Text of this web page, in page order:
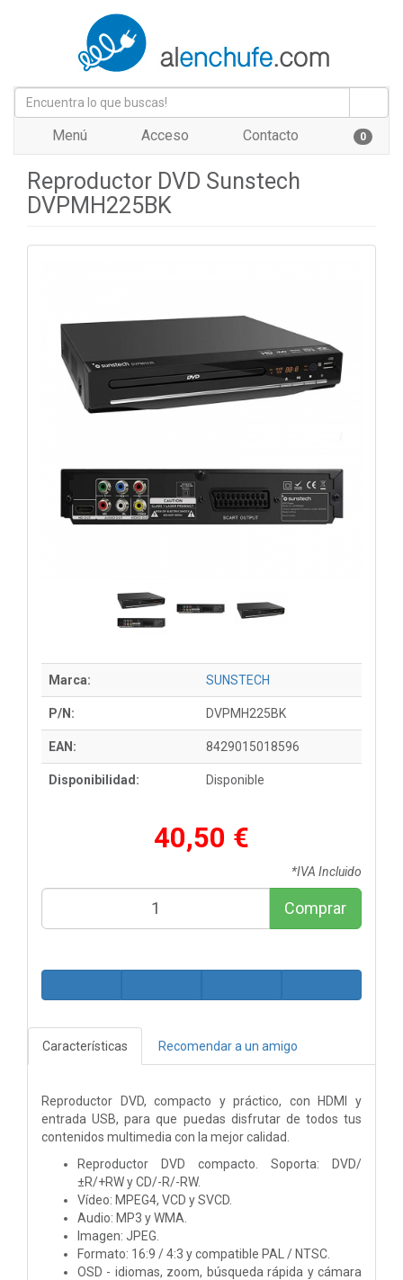
Menú Acceso Contacto 0
Reproductor DVD Sunstech
DVPMH225BK
Marca: SUNSTECH
P/N: DVPMH225BK
EAN: 8429015018596
Disponibilidad: Disponible
40,50 €
*IVA Incluido
Comprar
Características Recomendar a un amigo
Reproductor DVD, compacto y práctico, con HDMI y
entrada USB, para que puedas disfrutar de todos tus
contenidos multimedia con la mejor calidad.
Reproductor DVD compacto. Soporta: DVD/
±R/+RW y CD/-R/-RW.
Vídeo: MPEG4, VCD y SVCD.
Audio: MP3 y WMA.
Imagen: JPEG.
Formato: 16:9 / 4:3 y compatible PAL / NTSC.
OSD - idiomas, zoom, búsqueda rápida y cámara